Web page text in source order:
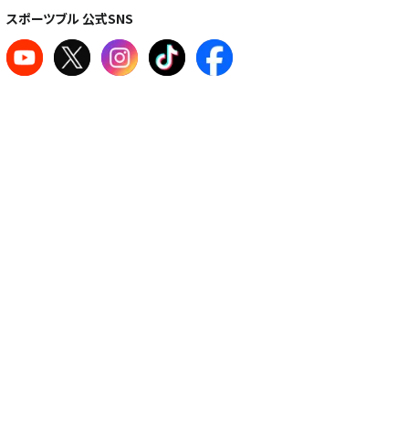
スポーツブル 公式SNS